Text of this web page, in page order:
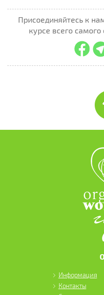
Присоединяйтесь к
курсе всего
Информация
Контакты